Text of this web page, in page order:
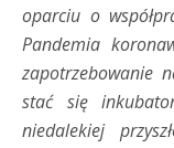
oparciu o
Pandemia
zapotrzebowanie
stać się
niedalekiej